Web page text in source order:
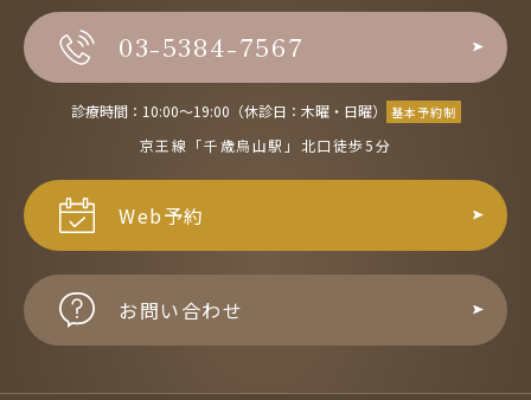
03-5384-7567
診療時間：10:00〜19:00（休診日：木曜・日曜） 基本予約制
京王線「千歳烏山駅」北口徒歩5分
Web予約
お問い合わせ